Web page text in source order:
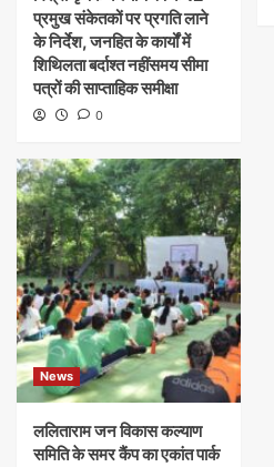
प्रमुख संकेतकों पर प्रगति लाने
के निर्देश, जनहित के कार्यों में
शिथिलता बर्दाश्त नहींसमय सीमा
पत्रों की साप्ताहिक समीक्षा
0
News
ललिताराम जन विकास कल्याण
समिति के समर कैंप का एकांत पार्क